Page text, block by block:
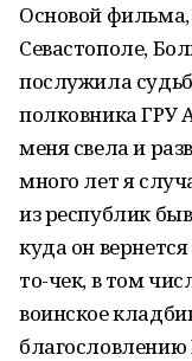
Основой
Севастополе,
послужила
полковника ГРУ
меня свела и
много лет я
из республик
куда он
то-чек, в том
воинское
благословлению